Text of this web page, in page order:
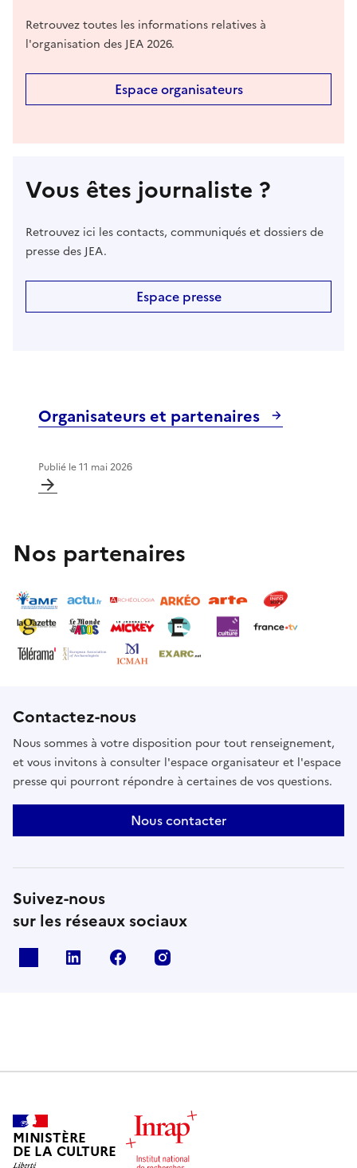
Retrouvez toutes les informations relatives à
l'organisation des JEA 2026.
Espace organisateurs
Vous êtes journaliste ?
Retrouvez ici les contacts, communiqués et dossiers de
presse des JEA.
Espace presse
Organisateurs et partenaires
Publié le11 mai 2026
Nos partenaires
Contactez-nous
Nous sommes à votre disposition pour tout renseignement,
et vous invitons à consulter l'espace organisateur et l'espace
presse qui pourront répondre à certaines de vos questions.
Nous contacter
Suivez-nous
sur les réseaux sociaux
Linkedin Facebook
MINISTÈRE
DE LA CULTURE